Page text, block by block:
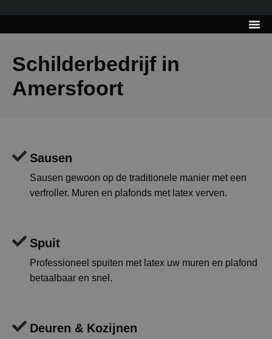
Schilderbedrijf in
Amersfoort
Sausen
Sausen gewoon op de traditionele manier met een
verfroller. Muren en plafonds met latex verven.
Spuit
Professioneel spuiten met latex uw muren en plafond
betaalbaar en snel.
Deuren & Kozijnen